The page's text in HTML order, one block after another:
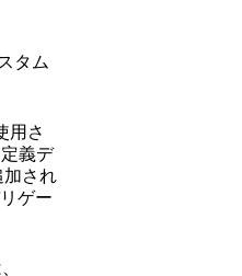
タム
用さ
義デ
され
ゲー